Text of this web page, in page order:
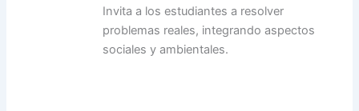
Invita a los estudiantes a resolver
problemas reales, integrando aspectos
sociales y ambientales.